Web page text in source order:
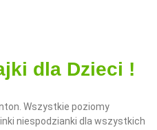
dla Dzieci !
Wszystkie poziomy
niespodzianki dla wszystkich